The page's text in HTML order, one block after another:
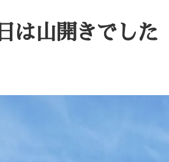
は山開きでした